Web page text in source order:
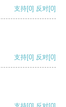
支持[0] 反对[0]
支持[0] 反对[0]